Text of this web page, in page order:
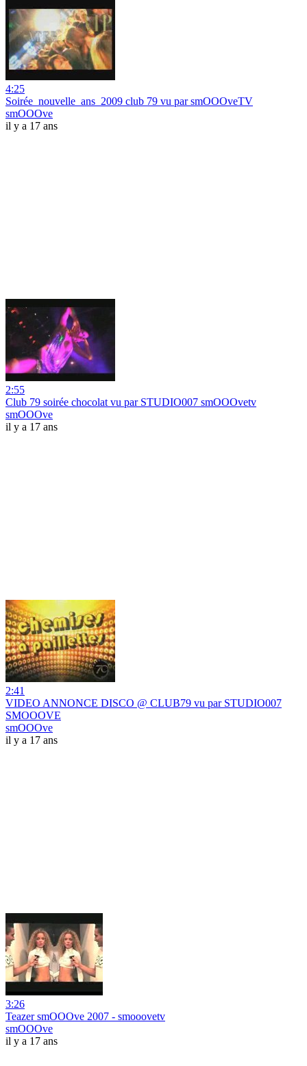
4:25
Soirée_nouvelle_ans_2009 club 79 vu par smOOOveTV
smOOOve
il y a 17 ans
2:55
Club 79 soirée chocolat vu par STUDIO007 smOOOvetv
smOOOve
il y a 17 ans
2:41
VIDEO ANNONCE DISCO @ CLUB79 vu par STUDIO007
SMOOOVE
smOOOve
il y a 17 ans
3:26
Teazer smOOOve 2007 - smooovetv
smOOOve
il y a 17 ans